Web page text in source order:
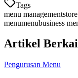
Tags
menu management
menumenubusiness
Artikel
Pengurusan Menu